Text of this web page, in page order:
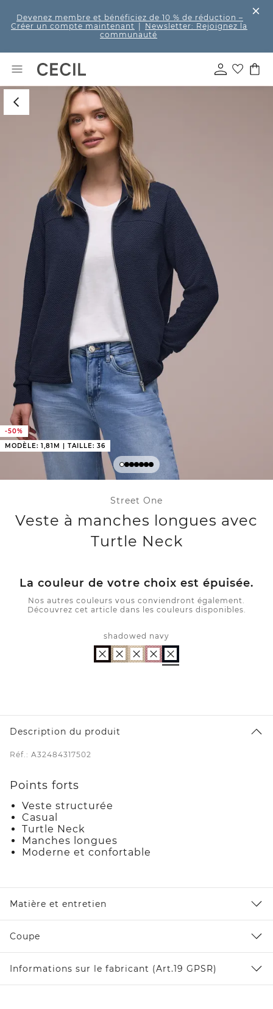
Devenez membre et bénéficiez de 10 % de réduction –
Créer un compte maintenant
Newsletter: Rejoignez la
communauté
-50%
MODÈLE: 1,81M | TAILLE: 36
Street One
Veste à manches longues avec
Turtle Neck
La couleur de votre choix est épuisée.
Nos autres couleurs vous conviendront également.
Découvrez cet article dans les couleurs disponibles.
shadowed navy
Description du produit
Réf.: A32484317502
Points forts
Veste structurée
Casual
Turtle Neck
Manches longues
Moderne et confortable
Matière et entretien
Coupe
Informations sur le fabricant (Art.19 GPSR)